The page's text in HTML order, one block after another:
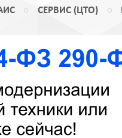
СЕРВИС (ЦТО)